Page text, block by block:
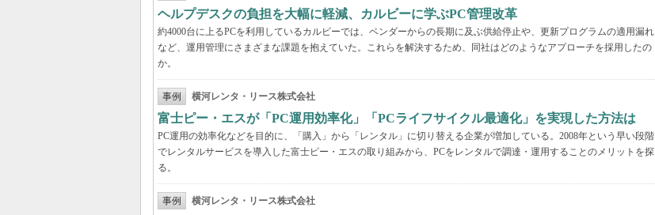
ヘルプデスクの負担を大幅に軽減、カルビーに学ぶPC管理改革
約4000台に上るPCを利用しているカルビーでは、ベンダーからの長期に及ぶ供給停止や、更新プログラムの適用漏れ
など、運用管理にさまざまな課題を抱えていた。これらを解決するため、同社はどのようなアプローチを採用したの
か。
事例 横河レンタ・リース株式会社
富士ピー・エスが「PC運用効率化」「PCライフサイクル最適化」を実現した方法は
PC運用の効率化などを目的に、「購入」から「レンタル」に切り替える企業が増加している。2008年という早い段階
でレンタルサービスを導入した富士ピー・エスの取り組みから、PCをレンタルで調達・運用することのメリットを探
る。
事例 横河レンタ・リース株式会社